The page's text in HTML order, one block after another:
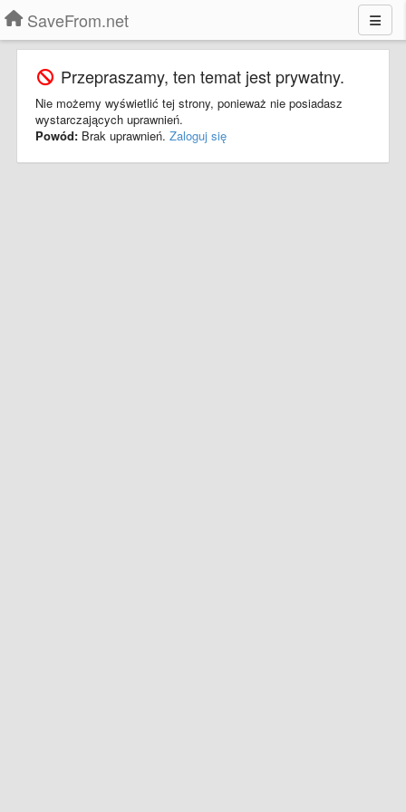
SaveFrom.net
Przepraszamy, ten temat jest prywatny.
Nie możemy wyświetlić tej strony, ponieważ nie posiadasz
wystarczających uprawnień.
Powód: Brak uprawnień. Zaloguj się